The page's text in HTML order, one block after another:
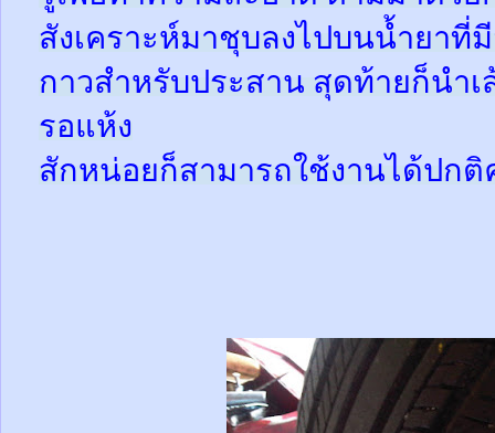
สังเคราะห์มาชุบลงไปบนน้ำยาที่
กาวสำหรับประสาน สุดท้ายก็นำเ
รอแห้ง
สักหน่อยก็สามารถใช้งานได้ปกติ